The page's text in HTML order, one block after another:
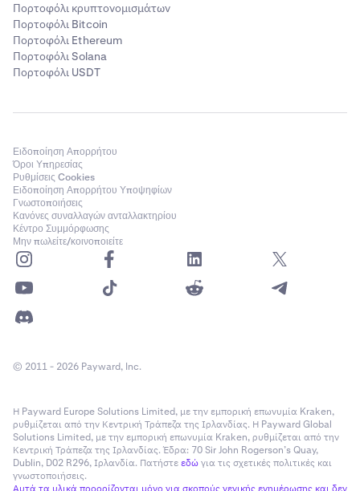
Πορτοφόλι κρυπτονομισμάτων
Πορτοφόλι Bitcoin
Πορτοφόλι Ethereum
Πορτοφόλι Solana
Πορτοφόλι USDT
Ειδοποίηση Απορρήτου
Όροι Υπηρεσίας
Ρυθμίσεις Cookies
Ειδοποίηση Απορρήτου Υποψηφίων
Γνωστοποιήσεις
Κανόνες συναλλαγών ανταλλακτηρίου
Κέντρο Συμμόρφωσης
Μην πωλείτε/κοινοποιείτε
© 2011 - 2026 Payward, Inc.
Η Payward Europe Solutions Limited, με την εμπορική επωνυμία Kraken,
ρυθμίζεται από την Κεντρική Τράπεζα της Ιρλανδίας. Η Payward Global
Solutions Limited, με την εμπορική επωνυμία Kraken, ρυθμίζεται από την
Κεντρική Τράπεζα της Ιρλανδίας. Έδρα: 70 Sir John Rogerson’s Quay,
Dublin, D02 R296, Ιρλανδία. Πατήστεεδώγια τις σχετικές πολιτικές και
γνωστοποιήσεις.